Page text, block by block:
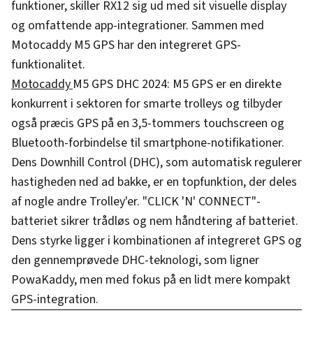
funktioner, skiller RX12 sig ud med sit visuelle display
og omfattende app-integrationer. Sammen med
Motocaddy M5 GPS har den integreret GPS-
funktionalitet.
MotocaddyM5 GPS DHC 2024: M5 GPS er en direkte
konkurrent i sektoren for smarte trolleys og tilbyder
også præcis GPS på en 3,5-tommers touchscreen og
Bluetooth-forbindelse til smartphone-notifikationer.
Dens Downhill Control (DHC), som automatisk regulerer
hastigheden ned ad bakke, er en topfunktion, der deles
af nogle andre Trolley'er. "CLICK 'N' CONNECT"-
batteriet sikrer trådløs og nem håndtering af batteriet.
Dens styrke ligger i kombinationen af integreret GPS og
den gennemprøvede DHC-teknologi, som ligner
PowaKaddy, men med fokus på en lidt mere kompakt
GPS-integration.